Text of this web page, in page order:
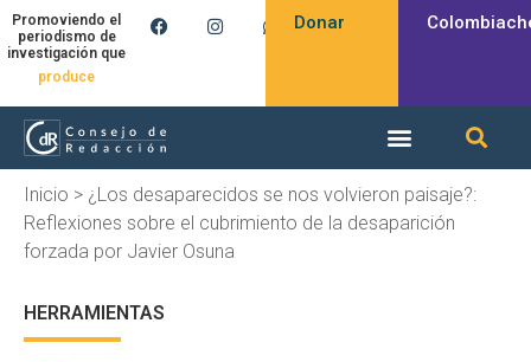
Promoviendo el
periodismo de
investigación que
produce
Donar
Inicio > ¿Los desaparecidos se nos volvieron paisaje?:
Reflexiones sobre el cubrimiento de la desaparición
forzada por Javier Osuna
HERRAMIENTAS